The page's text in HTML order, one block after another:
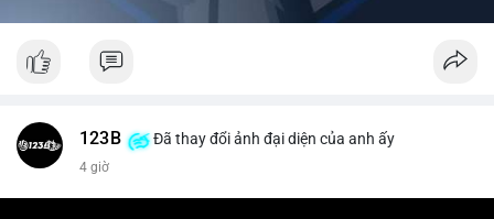
123B Đã thay đổi ảnh đại diện của anh ấy
4 giờ